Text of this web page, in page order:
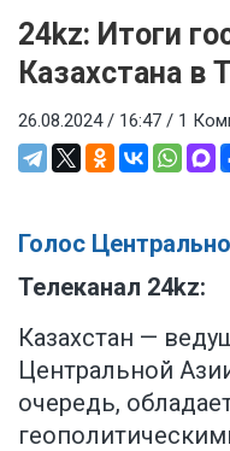
24kz: Итоги
Казахстана в
26.08.2024 / 16:47 / 1
Голос
Телеканал 24kz:
Казахстан —
Центральной
очередь,